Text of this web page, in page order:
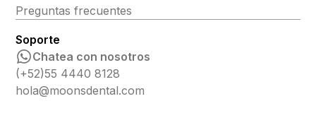
Preguntas frecuentes
Soporte
Chatea con nosotros
(+52)55 4440 8128
hola@moonsdental.com